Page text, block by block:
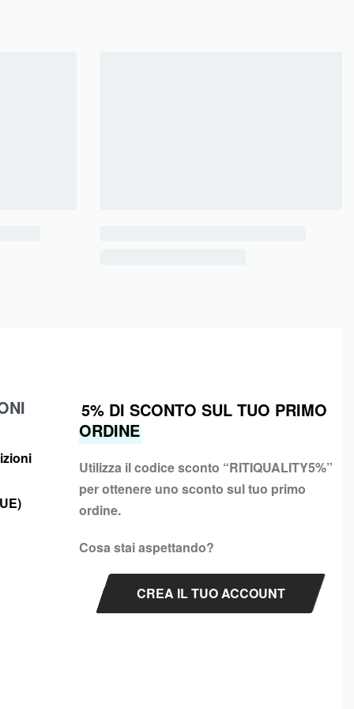
5% DI SCONTO SUL TUO PRIMO
ORDINE
Utilizza il codice sconto “RITIQUALITY5%”
per ottenere uno sconto sul tuo primo
ordine.
Cosa stai aspettando?
CREA IL TUO ACCOUNT